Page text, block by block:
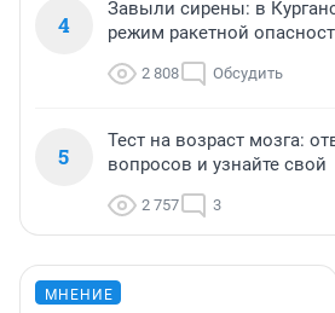
4
Завыли сирены: в
режим ракетной
2 808 Обсудить
5
Тест на возраст мозга:
вопросов и узнайте свой
2 757 3
МНЕНИЕ